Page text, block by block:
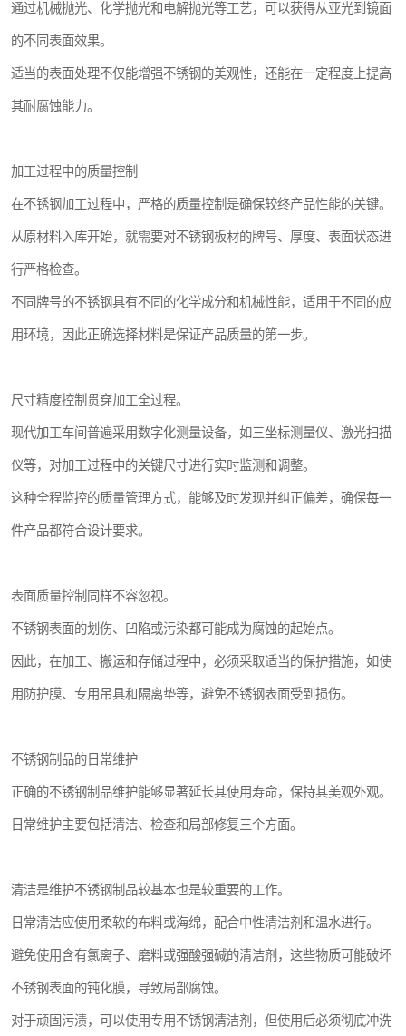
通过机械抛光、化学抛光和电解抛光等工艺，可以获得从亚光到镜面
的不同表面效果。
适当的表面处理不仅能增强不锈钢的美观性，还能在一定程度上提高
其耐腐蚀能力。
加工过程中的质量控制
在不锈钢加工过程中，严格的质量控制是确保较终产品性能的关键。
从原材料入库开始，就需要对不锈钢板材的牌号、厚度、表面状态进
行严格检查。
不同牌号的不锈钢具有不同的化学成分和机械性能，适用于不同的应
用环境，因此正确选择材料是保证产品质量的第一步。
尺寸精度控制贯穿加工全过程。
现代加工车间普遍采用数字化测量设备，如三坐标测量仪、激光扫描
仪等，对加工过程中的关键尺寸进行实时监测和调整。
这种全程监控的质量管理方式，能够及时发现并纠正偏差，确保每一
件产品都符合设计要求。
表面质量控制同样不容忽视。
不锈钢表面的划伤、凹陷或污染都可能成为腐蚀的起始点。
因此，在加工、搬运和存储过程中，必须采取适当的保护措施，如使
用防护膜、专用吊具和隔离垫等，避免不锈钢表面受到损伤。
不锈钢制品的日常维护
正确的不锈钢制品维护能够显著延长其使用寿命，保持其美观外观。
日常维护主要包括清洁、检查和局部修复三个方面。
清洁是维护不锈钢制品较基本也是较重要的工作。
日常清洁应使用柔软的布料或海绵，配合中性清洁剂和温水进行。
避免使用含有氯离子、磨料或强酸强碱的清洁剂，这些物质可能破坏
不锈钢表面的钝化膜，导致局部腐蚀。
对于顽固污渍，可以使用专用不锈钢清洁剂，但使用后必须彻底冲洗